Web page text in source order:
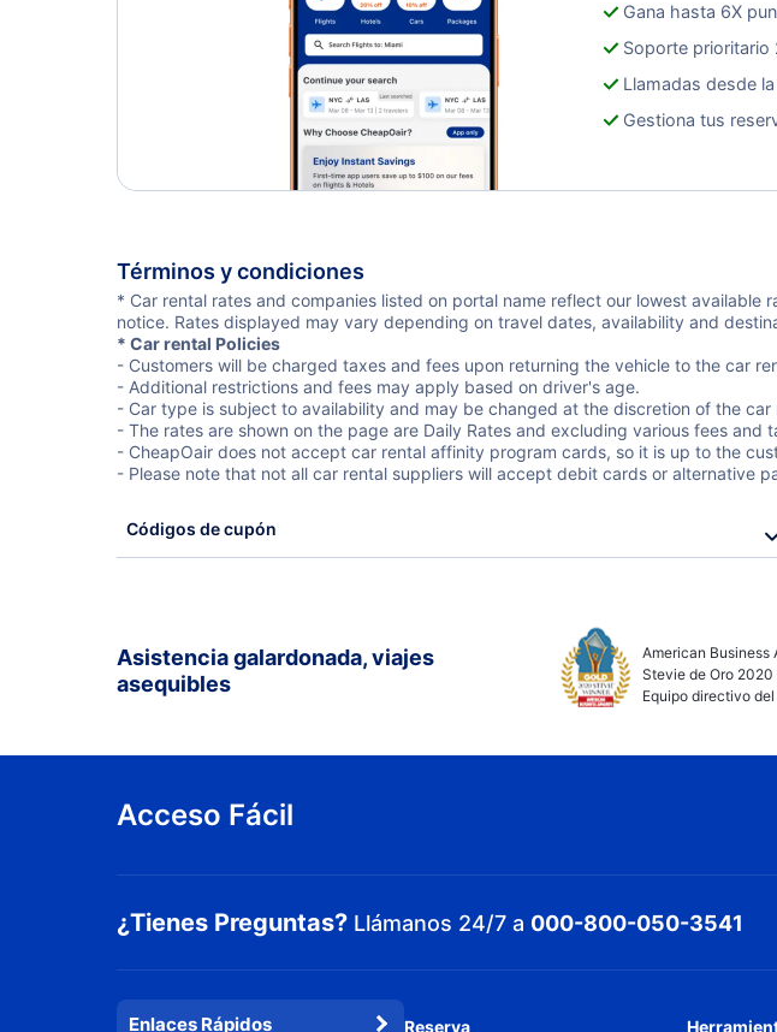
Gana hasta 6X
Soporte prioritario
Llamadas desde
Gestiona tus
Términos y condiciones
* Car rental rates and companies listed on portal name reflect our lowest
notice. Rates displayed may vary depending on travel dates, availability and
* Car rental Policies
- Customers will be charged taxes and fees upon returning the vehicle to the car
- Additional restrictions and fees may apply based on driver's age.
- Car type is subject to availability and may be changed at the discretion of the car
- The rates are shown on the page are Daily Rates and excluding various fees and
- CheapOair does not accept car rental affinity program cards, so it is up to the
- Please note that not all car rental suppliers will accept debit cards or alternative
Códigos de cupón
Asistencia galardonada, viajes
asequibles
American Business
Stevie de Oro 2020
Equipo directivo
Acceso Fácil
¿Tienes Preguntas? Llámanos 24/7 a 000-800-050-3541
Enlaces Rápidos Reserva